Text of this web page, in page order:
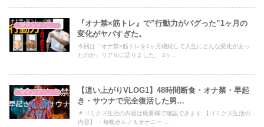
マインド・哲学
『オナ禁×筋トレ』で”行動力がバグった”1ヶ月の
変化がヤバすぎた。
今回は「オナ禁×筋トレを1ヶ月継続して人生にどんな変化があっ
たのか」リアルに語りました。 2ヶ...
【這い上がりVLOG1】48時間断食・オナ禁・早起
き・サウナで完全復活した男…
＃ゴミクズ生活の内容は概要欄で確認できます 【ゴミクズ生活の
内容】 ・毎晩ポルノ＆オナニー ...